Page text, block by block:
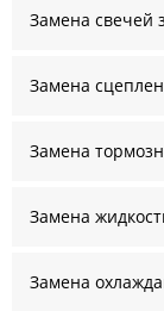
Замена свечей
Замена
Замена
Замена
Замена